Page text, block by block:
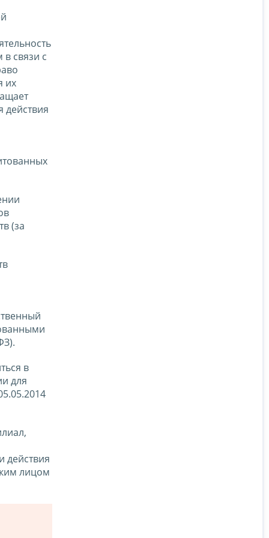
связи с
их
действия
(за
в
для
действия
лицом